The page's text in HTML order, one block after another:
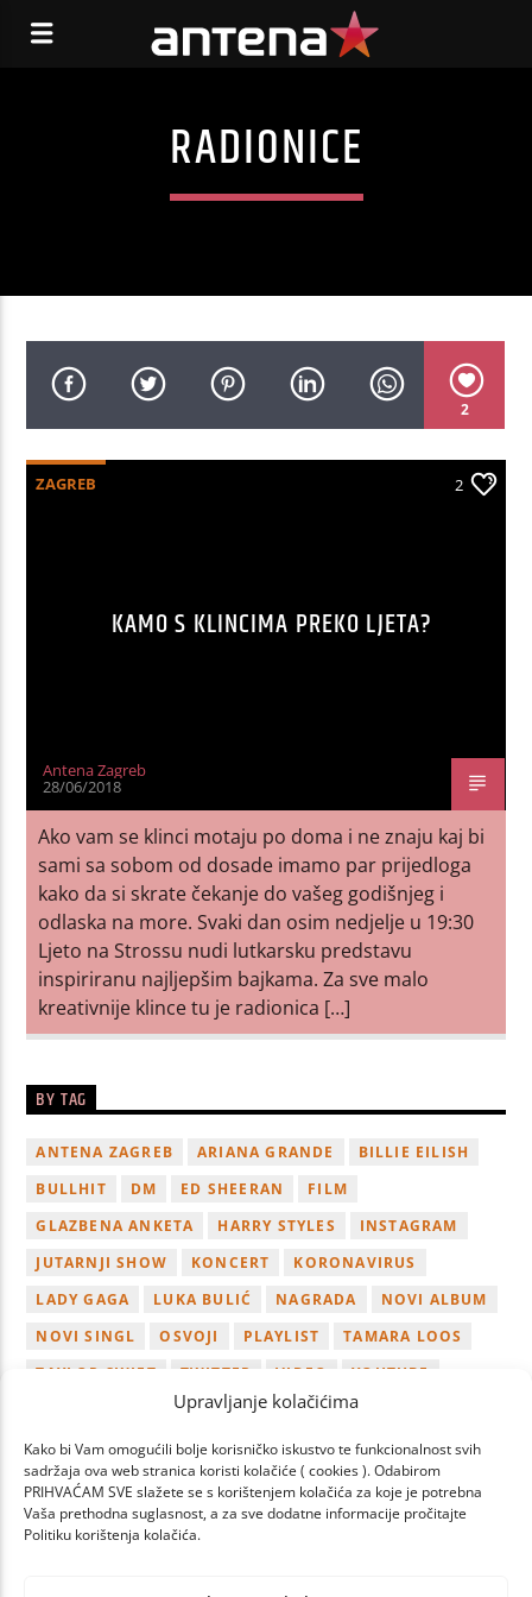
Upravljanje kolačićima
Kako bi Vam omogućili bolje korisničko iskustvo te funkcionalnost svih
sadržaja ova web stranica koristi kolačiće ( cookies ). Odabirom
PRIHVAĆAM SVE slažete se s korištenjem kolačića za koje je potrebna
Vaša prethodna suglasnost, a za sve dodatne informacije pročitajte
Politiku korištenja kolačića.
RADIONICE
2
ZAGREB 2
KAMO S KLINCIMA PREKO LJETA?
Antena Zagreb
28/06/2018
Ako vam se klinci motaju po doma i ne znaju kaj bi
sami sa sobom od dosade imamo par prijedloga
kako da si skrate čekanje do vašeg godišnjeg i
odlaska na more. Svaki dan osim nedjelje u 19:30
Ljeto na Strossu nudi lutkarsku predstavu
inspiriranu najljepšim bajkama. Za sve malo
kreativnije klince tu je radionica […]
BY TAG
ANTENA ZAGREB ARIANA GRANDE
BILLIE EILISH
BULLHIT
DM ED SHEERAN
FILM
GLAZBENA ANKETA
HARRY STYLES
INSTAGRAM
JUTARNJI SHOW
KONCERT
KORONAVIRUS
LADY GAGA
LUKA BULIĆ NAGRADA
NOVI ALBUM
NOVI SINGL
OSVOJI PLAYLIST
TAMARA LOOS
TAYLOR SWIFT
TWITTER VIDEO
YOUTUBE